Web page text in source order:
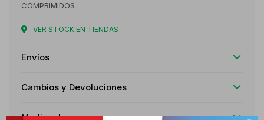
COMPRIMIDOS
VER STOCK EN TIENDAS
Envíos
Cambios y Devoluciones
Medios de pago